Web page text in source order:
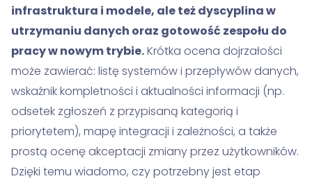
infrastruktura i modele, ale też dyscyplina w
utrzymaniu danych oraz gotowość zespołu do
pracy w nowym trybie.Krótka ocena dojrzałości
może zawierać: listę systemów i przepływów danych,
wskaźnik kompletności i aktualności informacji (np.
odsetek zgłoszeń z przypisaną kategorią i
priorytetem), mapę integracji i zależności, a także
prostą ocenę akceptacji zmiany przez użytkowników.
Dzięki temu wiadomo, czy potrzebny jest etap